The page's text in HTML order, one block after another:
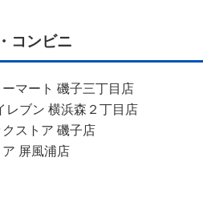
コンビニ
マート 磯子三丁目店
レブン 横浜森２丁目店
クストア 磯子店
屏風浦店